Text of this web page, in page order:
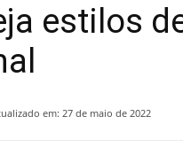
estilos
em: 27 de maio de 2022